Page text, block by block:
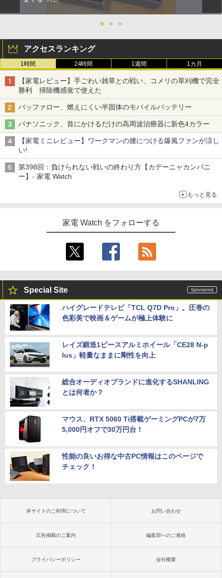
● ● ●
アクセスランキング
1時間 24時間 1週間 1カ月
【家電レビュー】手ごわい雑草との戦い、コメリの草刈機で完全
勝利 掃除機感覚で使えた
バッファロー、燃えにくい半固体のモバイルバッテリー
パナソニック、首にかけるだけの高周波治療器に新色4カラー
【家電ミニレビュー】ワークマンの腰につける爆風ファンが涼し
い!
第398回：負けられない戦いの終わり方【カデーニャカンパニ
ー】- 家電 Watch
もっと見る
家電 Watch をフォローする
Special Site
ハイグレードテレビ「TCL Q7D Pro」。圧巻の
色彩美で映画＆ゲームが極上体験に
レイズ鍛造1ピースアルミホイール「CE28 N-p
lus」軽量なままに剛性を向上
総合オーディオブランドに進化するSHANLING
とは何者か？
マウス、RTX 5060 Ti搭載ゲーミングPCが7万
5,000円オフで30万円台！
性能の良いお得な中古PC情報はこのページで
チェック！
本サイトのご利用について お問い合わせ
広告掲載のご案内 編集部へのご連絡
プライバシーポリシー 会社概要